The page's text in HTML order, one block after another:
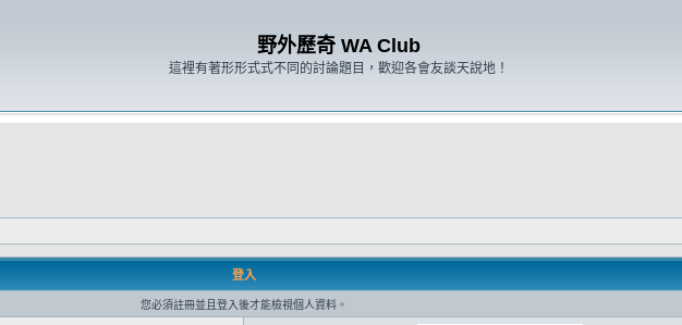
野外歷奇 WA Club
這裡有著形形式式不同的討論題目，歡迎各會友談天說地！
登入
您必須註冊並且登入後才能檢視個人資料。